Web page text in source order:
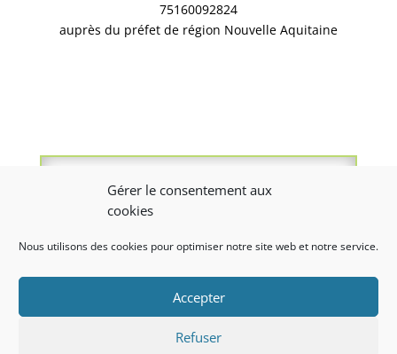
Gérer le consentement aux
cookies
Nous utilisons des cookies pour optimiser notre site web et notre service.
Accepter
Refuser
75160092824
auprès du préfet de région Nouvelle Aquitaine
PRÉVENTION
Copyright 2021 APAVC-CFIA –Mentions légales /
Politique de confidentialité